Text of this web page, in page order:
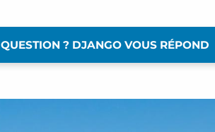
? DJANGO VOUS RÉPOND